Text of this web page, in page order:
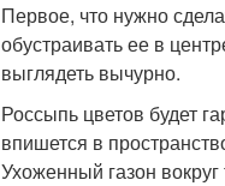
Первое, что нужно
обустраивать ее в
выглядеть вычурно.
Россыпь цветов будет
впишется в
Ухоженный газон